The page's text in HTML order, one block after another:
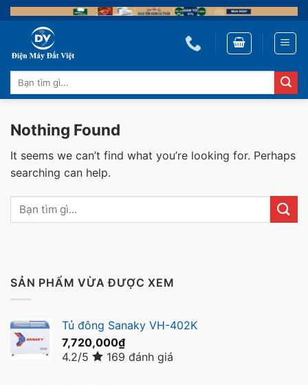
Skip
to
content
Tìm
kiếm:
Nothing Found
It seems we can’t find what you’re looking for. Perhaps
searching can help.
SẢN PHẨM VỪA ĐƯỢC XEM
Tủ đông Sanaky VH-402K
7,720,000₫
4.2/5
169 đánh giá